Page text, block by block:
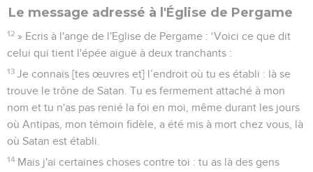
Le message adressé à l'Église de Pergame
12 » Ecris à l'ange de l'Eglise de Pergame : ‘Voici ce que dit
celui qui tient l'épée aiguë à deux tranchants :
13 Je connais [tes œuvres et] l’endroit où tu es établi : là se
trouve le trône de Satan. Tu es fermement attaché à mon
nom et tu n'as pas renié la foi en moi, même durant les jours
où Antipas, mon témoin fidèle, a été mis à mort chez vous, là
où Satan est établi.
14 Mais j'ai certaines choses contre toi : tu as là des gens